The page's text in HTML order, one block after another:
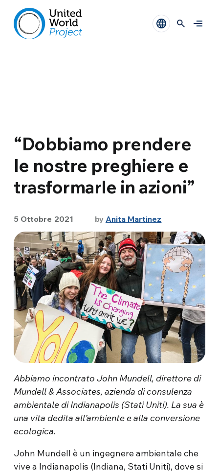
“Dobbiamo prendere
le nostre preghiere e
trasformarle in azioni”
5 Ottobre 2021 by Anita Martinez
Abbiamo incontrato John Mundell, direttore di
Mundell & Associates, azienda di consulenza
ambientale di Indianapolis (Stati Uniti). La sua è
una vita dedita all’ambiente e alla conversione
ecologica.
John Mundell è un ingegnere ambientale che
vive a Indianapolis (Indiana, Stati Uniti), dove si